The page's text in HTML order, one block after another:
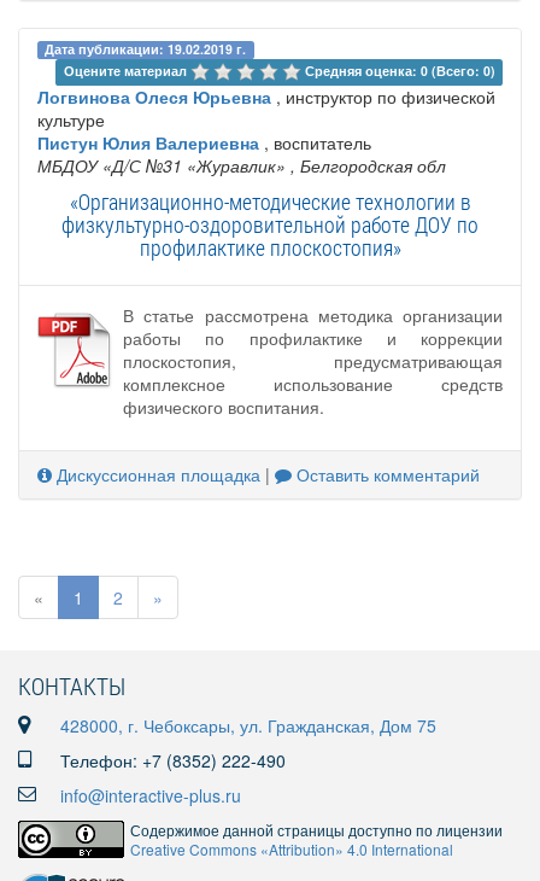
Дата публикации: 19.02.2019 г.
Оцените материал
Средняя оценка: 0 (Всего: 0)
Логвинова Олеся Юрьевна , инструктор по физической
культуре
Пистун Юлия Валериевна , воспитатель
МБДОУ «Д/С №31 «Журавлик» , Белгородская обл
«Организационно-методические технологии в
физкультурно-оздоровительной работе ДОУ по
профилактике плоскостопия»
В статье рассмотрена методика организации
работы по профилактике и коррекции
плоскостопия, предусматривающая
комплексное использование средств
физического воспитания.
Дискуссионная площадка | Оставить комментарий
« 1 2 »
КОНТАКТЫ
428000, г. Чебоксары, ул. Гражданская, Дом 75
Телефон: +7 (8352) 222-490
info@interactive-plus.ru
Содержимое данной страницы доступно по лицензии
Creative Commons «Attribution» 4.0 International